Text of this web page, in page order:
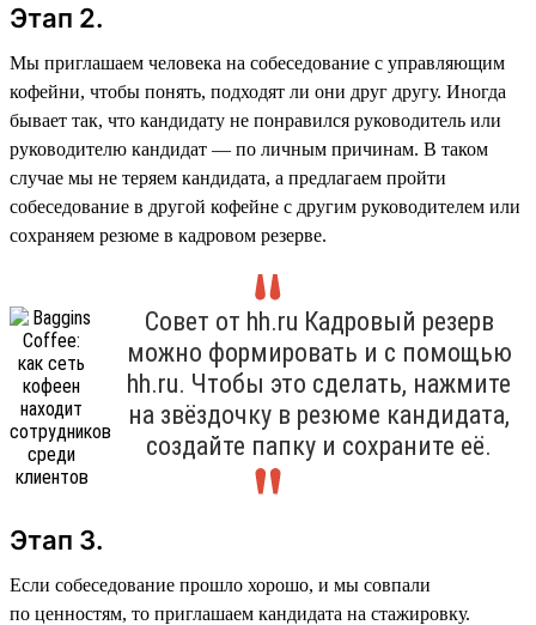
Этап 2.
Мы приглашаем человека на собеседование с управляющим
кофейни, чтобы понять, подходят ли они друг другу. Иногда
бывает так, что кандидату не понравился руководитель или
руководителю кандидат — по личным причинам. В таком
случае мы не теряем кандидата, а предлагаем пройти
собеседование в другой кофейне с другим руководителем или
сохраняем резюме в кадровом резерве.
Совет от hh.ru Кадровый резерв
можно формировать и с помощью
hh.ru. Чтобы это сделать, нажмите
на звёздочку в резюме кандидата,
создайте папку и сохраните её.
Этап 3.
Если собеседование прошло хорошо, и мы совпали
по ценностям, то приглашаем кандидата на стажировку.